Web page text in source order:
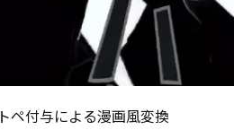
ペ付与による漫画風変換